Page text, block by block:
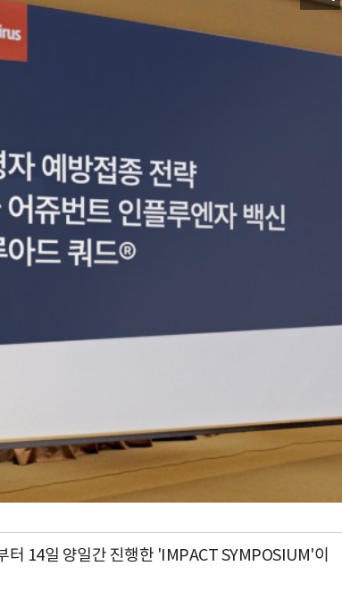
14일 양일간 진행한 'IMPACT SYMPOSIUM'이